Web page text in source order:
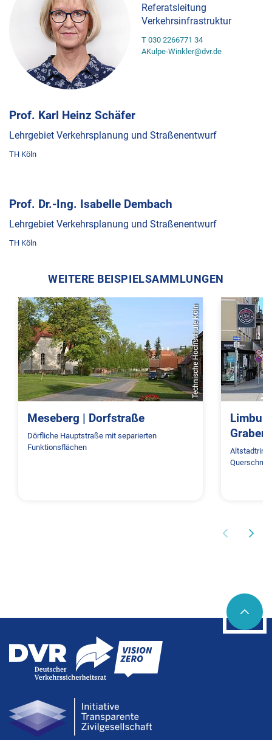
Referatsleitung
Verkehrsinfrastruktur
T 030 2266771 34
AKulpe-Winkler@dvr.de
Prof. Karl Heinz Schäfer
Lehrgebiet Verkehrsplanung und Straßenentwurf
TH Köln
Prof. Dr.-Ing. Isabelle Dembach
Lehrgebiet Verkehrsplanung und Straßenentwurf
TH Köln
WEITERE BEISPIELSAMMLUNGEN
Technische Hochschule Köln
Meseberg | Dorfstraße
Dörfliche Hauptstraße mit separierten
Funktionsflächen
Querschnitt